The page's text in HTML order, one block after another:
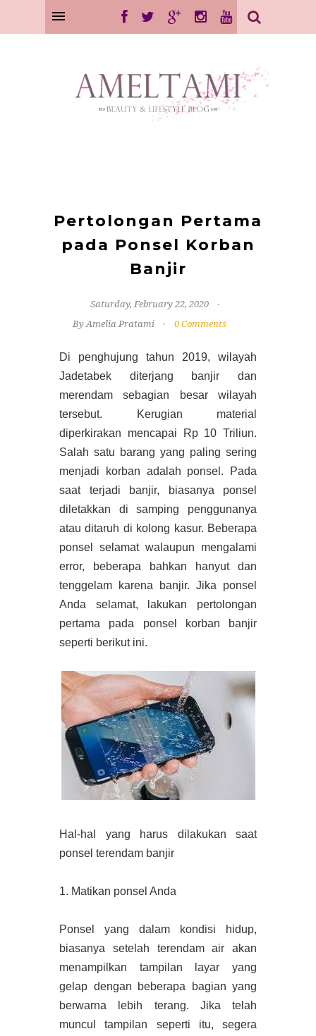
Pertolongan Pertama
pada Ponsel Korban
Banjir
Saturday, February 22, 2020
By Amelia Pratami
0 Comments
Di penghujung tahun 2019, wilayah
Jadetabek diterjang banjir dan
merendam sebagian besar wilayah
tersebut. Kerugian material
diperkirakan mencapai Rp 10 Triliun.
Salah satu barang yang paling sering
menjadi korban adalah ponsel. Pada
saat terjadi banjir, biasanya ponsel
diletakkan di samping penggunanya
atau ditaruh di kolong kasur. Beberapa
ponsel selamat walaupun mengalami
error, beberapa bahkan hanyut dan
tenggelam karena banjir. Jika ponsel
Anda selamat, lakukan pertolongan
pertama pada ponsel korban banjir
seperti berikut ini.
Hal-hal yang harus dilakukan saat
ponsel terendam banjir
1. Matikan ponsel Anda
Ponsel yang dalam kondisi hidup,
biasanya setelah terendam air akan
menampilkan tampilan layar yang
gelap dengan beberapa bagian yang
berwarna lebih terang. Jika telah
muncul tampilan seperti itu, segera